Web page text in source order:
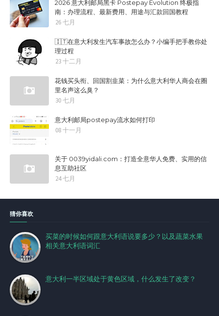
2026 意大利邮局黑卡 Postepay Evolution 终极指
南：办理流程、最新费用、用途与汇款回国教程
26 七月
🇮🇹在意大利发生汽车事故怎么办？小编手把手教你处
理过程
23 十二月
花钱买头衔、回国割韭菜：为什么意大利华人商会在圈
里名声这么臭？
30 七月
意大利邮局postepay流水如何打印
08 十一月
关于 0039yidali.com：打造全意华人免费、实用的信
息互助社区
24 七月
猜你喜欢
买菜的时候如何跟意大利语说要多少？以及蔬菜水果
相关意大利语词汇
意大利一半区域处于黄色区域，什么发生了改变？